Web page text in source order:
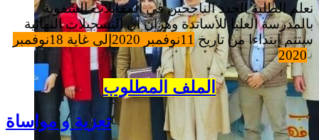
نعلم الطلبة الجدد الناجحين في المقابلات الشفوية
بالمدرسة العليا للأساتدة وهران أن التسجيلات النهائية
ستتم إبتداءا من تاريخ
11نوفمبر 2020إلى غاية 18نوفمبر
2020
الملف المطلوب
تعزية و مواساة